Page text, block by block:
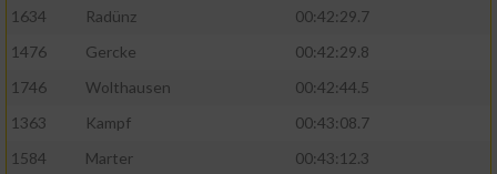
1634
Radünz
00:42:29.7
1476
Gercke
00:42:29.8
1746
Wolthausen
00:42:44.5
1363
Kampf
00:43:08.7
1584
Marter
00:43:12.3